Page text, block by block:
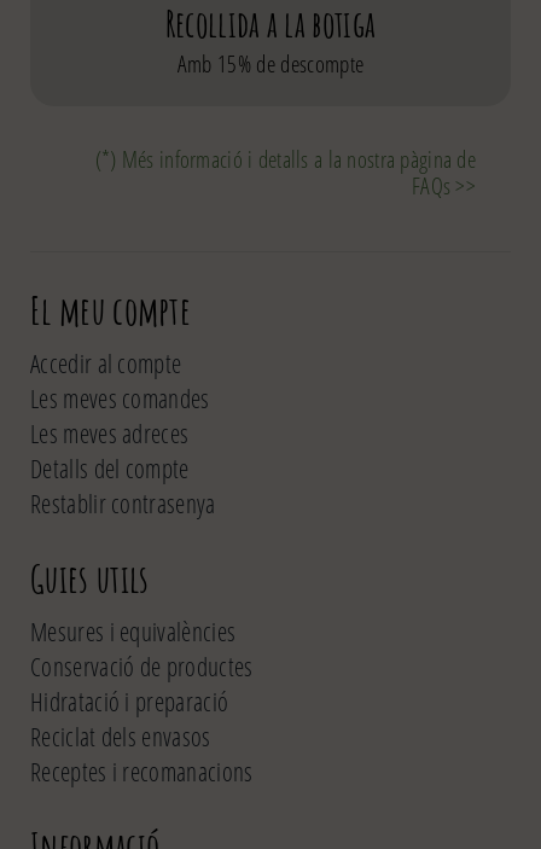
Recollida a la botiga
Amb 15% de descompte
(*) Més informació i detalls a la nostra pàgina de
FAQs >>
El meu compte
Accedir al compte
Les meves comandes
Les meves adreces
Detalls del compte
Restablir contrasenya
Guies utils
Mesures i equivalències
Conservació de productes
Hidratació i preparació
Reciclat dels envasos
Receptes i recomanacions